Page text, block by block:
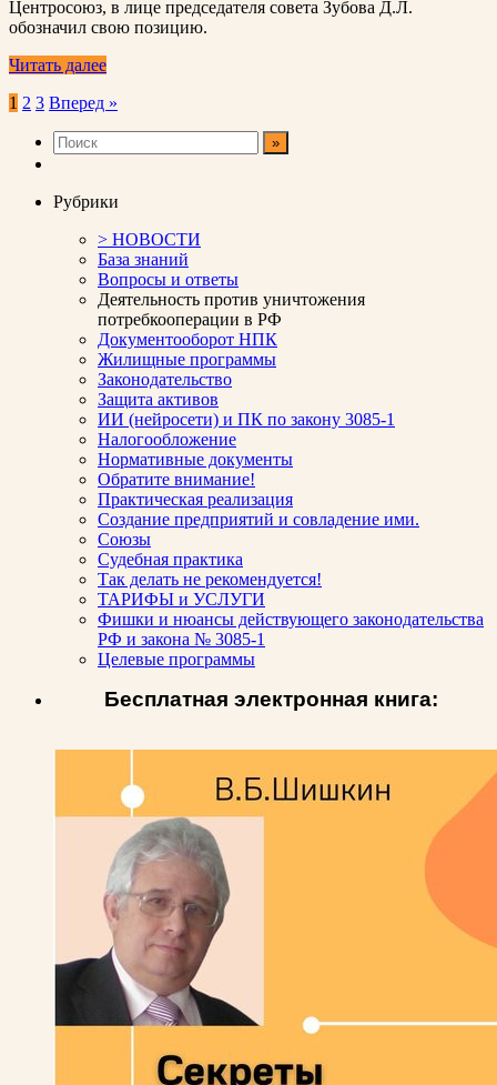
Центросоюз, в лице председателя совета Зубова Д.Л.
обозначил свою позицию.
Читать далее
Пагинация
записей
1 2 3 Вперед »
Рубрики
> НОВОСТИ
База знаний
Вопросы и ответы
Деятельность против уничтожения
потребкооперации в РФ
Документооборот НПК
Жилищные программы
Законодательство
Защита активов
ИИ (нейросети) и ПК по закону 3085-1
Налогообложение
Нормативные документы
Обратите внимание!
Практическая реализация
Создание предприятий и совладение ими.
Союзы
Судебная практика
Так делать не рекомендуется!
ТАРИФЫ и УСЛУГИ
Фишки и нюансы действующего законодательства
РФ и закона № 3085-1
Целевые программы
Бесплатная электронная книга: